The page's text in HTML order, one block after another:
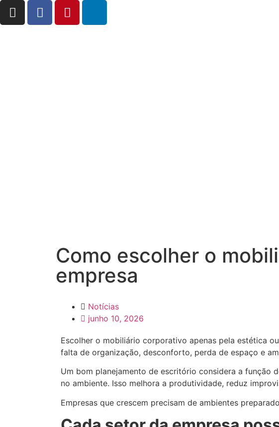
Como escolher o
empresa
Notícias
junho 10, 2026
Escolher o mobiliário corporativo apenas pela estética
falta de organização, desconforto, perda de espaço e
Um bom planejamento de escritório considera a função
no ambiente. Isso melhora a produtividade, reduz
Empresas que crescem precisam de ambientes